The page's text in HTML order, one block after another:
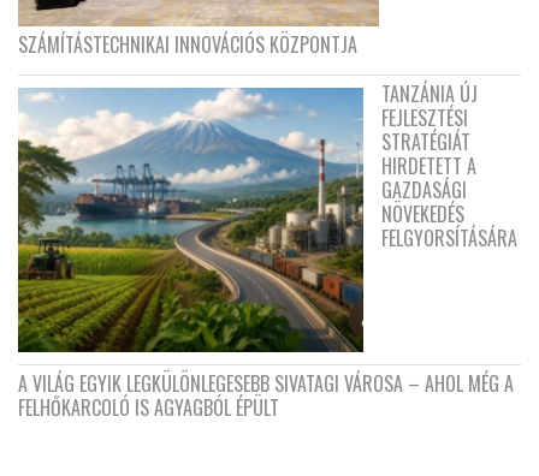
SZÁMÍTÁSTECHNIKAI INNOVÁCIÓS KÖZPONTJA
TANZÁNIA ÚJ
FEJLESZTÉSI
STRATÉGIÁT
HIRDETETT A
GAZDASÁGI
NÖVEKEDÉS
FELGYORSÍTÁSÁRA
A VILÁG EGYIK LEGKÜLÖNLEGESEBB SIVATAGI VÁROSA – AHOL MÉG A
FELHŐKARCOLÓ IS AGYAGBÓL ÉPÜLT